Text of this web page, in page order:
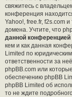
свяжитесь с
конференция
Yahoo!, free.fr, f2s.com
домена. Учтите, что
данной конференцией
кем и как данная
Limited по
ответственности за
phpBB.com или
обеспечению phpBB
phpBB Limited об
то не ждите